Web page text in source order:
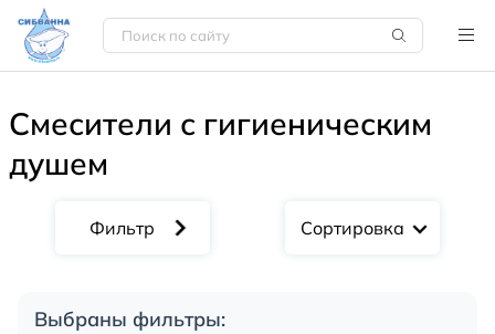
Смесители с гигиеническим
душем
Сортировка
Выбраны фильтры: